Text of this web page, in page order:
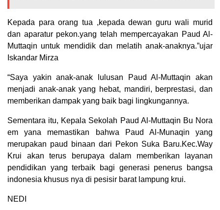
Kepada para orang tua ,kepada dewan guru wali murid
dan aparatur pekon.yang telah mempercayakan Paud Al-
Muttaqin untuk mendidik dan melatih anak-anaknya.”ujar
Iskandar Mirza
“Saya yakin anak-anak lulusan Paud Al-Muttaqin akan
menjadi anak-anak yang hebat, mandiri, berprestasi, dan
memberikan dampak yang baik bagi lingkungannya.
Sementara itu, Kepala Sekolah Paud Al-Muttaqin Bu Nora
em yana memastikan bahwa Paud Al-Munaqin yang
merupakan paud binaan dari Pekon Suka Baru.Kec.Way
Krui akan terus berupaya dalam memberikan layanan
pendidikan yang terbaik bagi generasi penerus bangsa
indonesia khusus nya di pesisir barat lampung krui.
NEDI